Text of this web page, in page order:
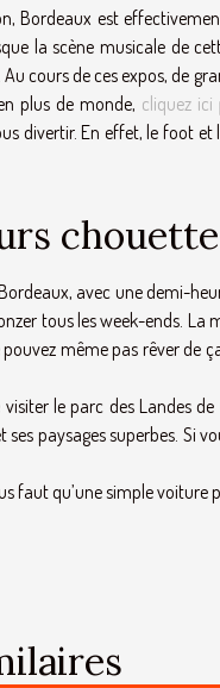
Bordeaux est
la scène musicale de
cours de ces expos, de
plus de monde, cliquez ici
divertir. En effet, le foot
avec une demi-
tous les week-ends. La
même pas rêver de
le parc des Landes
paysages superbes. Si
faut qu’une simple